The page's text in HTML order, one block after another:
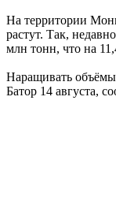
На территории
растут. Так,
млн тонн, что на
Наращивать
Батор 14 августа,